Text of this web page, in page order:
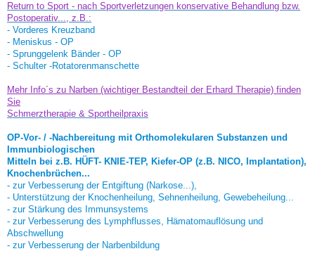
Return to Sport - nach Sportverletzungen konservative Behandlung bzw.
Postoperativ..., z.B.:
- Vorderes Kreuzband
- Meniskus - OP
- Sprunggelenk Bänder - OP
- Schulter -Rotatorenmanschette
Mehr Info´s zu Narben (wichtiger Bestandteil der Erhard Therapie) finden
Sie
Schmerztherapie & Sportheilpraxis
OP-Vor- / -Nachbereitung mit Orthomolekularen Substanzen und
Immunbiologischen
Mitteln bei z.B. HÜFT- KNIE-TEP, Kiefer-OP (z.B. NICO, Implantation),
Knochenbrüchen...
- zur Verbesserung der Entgiftung (Narkose...),
- Unterstützung der Knochenheilung, Sehnenheilung, Gewebeheilung...
- zur Stärkung des Immunsystems
- zur Verbesserung des Lymphflusses, Hämatomauflösung und
Abschwellung
- zur Verbesserung der Narbenbildung